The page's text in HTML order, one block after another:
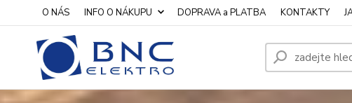
O NÁS INFO O NÁKUPU DOPRAVA a PLATBA KONTAKTY